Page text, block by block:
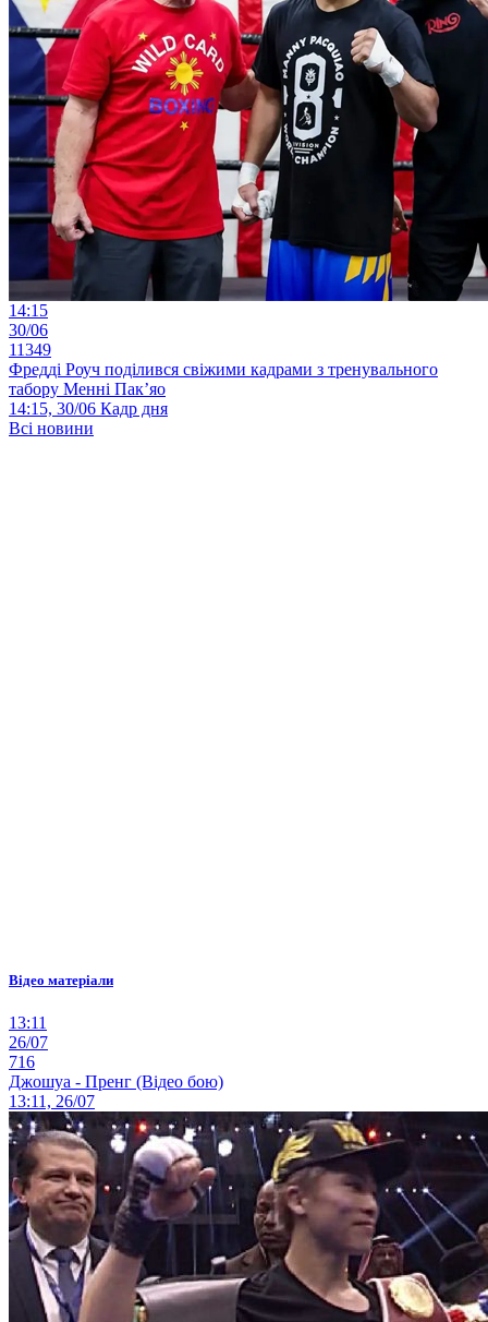
14:15
30/06
11349
Фредді Роуч поділився свіжими кадрами з тренувального
табору Менні Пак’яо
14:15, 30/06 Кадр дня
Всі новини
Відео матеріали
13:11
26/07
716
Джошуа - Пренг (Відео бою)
13:11, 26/07